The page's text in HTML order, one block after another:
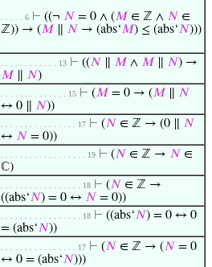
. . . . . 6 ⊢ ((¬ 𝑁 = 0 ∧ (𝑀 ∈ ℤ ∧ 𝑁 ∈
ℤ)) → (𝑀 𝑁 → (abs‘𝑀) ≤ (abs‘𝑁)))
. . . . . . . . . . . . 13 ⊢ ((𝑁 𝑀 ∧ 𝑀 𝑁) →
𝑀
𝑁)
. . . . . . . . . . . . . . 15 ⊢ (𝑀 = 0 → (𝑀
𝑁
↔ 0 ∥ 𝑁))
. . . . . . . . . . . . . . . . 17 ⊢ (𝑁 ∈ ℤ → (0 ∥ 𝑁
↔ 𝑁 = 0))
. . . . . . . . . . . . . . . . . . 19 ⊢ (𝑁 ∈ ℤ → 𝑁 ∈
ℂ)
. . . . . . . . . . . . . . . . . 18 ⊢ (𝑁 ∈ ℤ →
((abs‘𝑁) = 0 ↔ 𝑁 = 0))
. . . . . . . . . . . . . . . . . 18 ⊢ ((abs‘𝑁) = 0 ↔ 0
= (abs‘𝑁))
. . . . . . . . . . . . . . . . 17 ⊢ (𝑁 ∈ ℤ → (𝑁 = 0
↔ 0 = (abs‘𝑁)))